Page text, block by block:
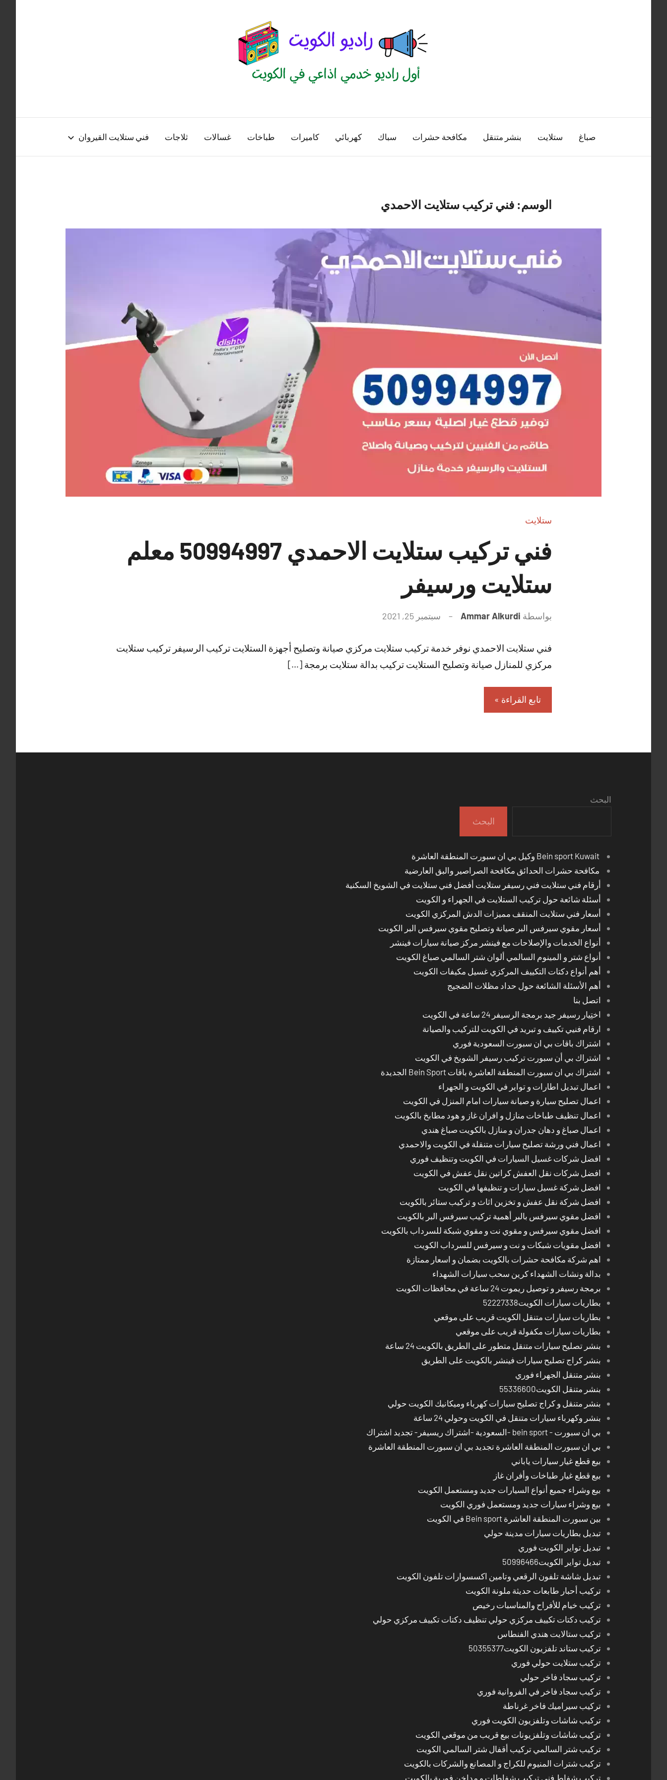
الكويت
منصة
اذاعية
صباغ ستلايت بنشر متنقل مكافحة حشرات سباك كهربائي كاميرات طباخات غسالات ثلاجات فني ستلايت القيروان
الوسم: فني تركيب ستلايت الاحمدي
ستلايت
فني تركيب ستلايت الاحمدي 50994997 معلم
ستلايت ورسيفر
بواسطة Ammar Alkurdi سبتمبر 25, 2021
تعليقات
فني ستلايت الاحمدي نوفر خدمة تركيب ستلايت مركزي صيانة وتصليح أجهزة الستلايت تركيب الرسيفر تركيب ستلايت
مركزي للمنازل صيانة وتصليح الستلايت تركيب بدالة ستلايت برمجة […]
تابع القراءة
البحث
البحث
Bein sport Kuwait وكيل بي ان سبورت المنطقة العاشرة
مكافحة حشرات الحدائق مكافحة الصراصير والبق العارضية
أرقام فني ستلايت فني رسيفر ستلايت أفضل فني ستلايت في الشويخ السكنية
أسئلة شائعة حول تركيب الستلايت في الجهراء و الكويت
أسعار فني ستلايت المنقف مميزات الدش المركزي الكويت
أسعار مقوي سيرفس البر صيانة وتصليح مقوي سيرفس البر الكويت
أنواع الخدمات والإصلاحات مع فينشر مركز صيانة سيارات فينشر
أنواع شتر و المينوم السالمي ألوان شتر السالمي صباغ الكويت
أهم أنواع دكتات التكييف المركزي غسيل مكيفات الكويت
أهم الأسئلة الشائعة حول حداد مظلات الضجيج
اتصل بنا
اختِيار رسيفر جيد برمجة الرسيفر 24 ساعة في الكويت
ارقام فنيي تكييف و تبريد في الكويت للتركيب والصيانة
اشتراك باقات بي ان سبورت السعودية فوري
اشتراك بي أن سبورت تركيب رسيفر الشويخ في الكويت
اشتراك بي ان سبورت المنطقة العاشرة باقات Bein Sport الجديدة
اعمال تبديل اطارات و تواير في الكويت و الجهراء
اعمال تصليح سيارة و صيانة سيارات امام المنزل في الكويت
اعمال تنظيف طباخات منازل و افران غاز و هود مطابخ بالكويت
اعمال صباغ و دهان جدران و منازل بالكويت صباغ هندي
اعمال فني ورشة تصليح سيارات متنقلة في الكويت والاحمدي
افضل شركات غسيل السيارات في الكويت وتنظيف فوري
افضل شركات نقل العفش كراتين نقل عفش في الكويت
افضل شركة غسيل سيارات و تنظيفها في الكويت
افضل شركة نقل عفش و تخزين اثاث و تركيب ستائر بالكويت
افضل مقوي سيرفس بالبر أهمية تركيب سيرفس البر بالكويت
افضل مقوي سيرفس و مقوي نت و مقوي شبكة للسرداب بالكويت
افضل مقويات شبكات و نت و سيرفس للسرداب الكويت
اهم شركة مكافحة حشرات بالكويت بضمان و اسعار ممتازة
بدالة ونشات الشهداء كرين سحب سيارات الشهداء
برمجة رسيفر و توصيل ريموت 24 ساعة في محافظات الكويت
بطاريات سيارات الكويت52227338
بطاريات سيارات متنقل الكويت قريب على موقعي
بطاريات سيارات مكفولة قريب على موقعي
بنشر تصليح سيارات متنقل متطور على الطريق بالكويت 24 ساعة
بنشر كراج تصليح سيارات فينشر بالكويت على الطريق
بنشر متنقل الجهراء فوري
بنشر متنقل الكويت55336600
بنشر متنقل و كراج تصليح سيارات كهرباء وميكانيك الكويت حولي
بنشر وكهرباء سيارات متنقل في الكويت وحولي 24 ساعة
بي ان سبورت - bein sport -السعودية -اشتراك ريسيفر- تجديد اشتراك
بي ان سبورت المنطقة العاشرة تجديد بي ان سبورت المنطقة العاشرة
بيع قطع غيار سيارات ياباني
بيع قطع غيار طباخات وأفران غاز
بيع وشراء جميع أنواع السيارات جديد ومستعمل الكويت
بيع وشراء سيارات جديد ومستعمل فوري الكويت
بين سبورت المنطقة العاشرة Bein sport في الكويت
تبديل بطاريات سيارات مدينة حولي
تبديل تواير الكويت فوري
تبديل تواير الكويت50996466
تبديل شاشة تلفون الرقعي وتامين اكسسوارات تلفون الكويت
تركيب أحبار طابعات حديثة ملونة الكويت
تركيب خيام للأفراح والمناسبات رخيص
تركيب دكتات تكييف مركزي حولي تنظيف دكتات تكييف مركزي حولي
تركيب ستالايت هندي الفنطاس
تركيب ستاند تلفزيون الكويت50355377
تركيب ستلايت حولي فوري
تركيب سجاد فاخر حولي
تركيب سجاد فاخر في الفروانية فوري
تركيب سيراميك فاخر غرناطة
تركيب شاشات وتلفزيون الكويت فوري
تركيب شاشات وتلفزيونات بيع قريب من موقعي الكويت
تركيب شتر السالمي تركيب أقفال شتر السالمي الكويت
تركيب شترات المنيوم للكراج و المصانع والشركات بالكويت
تركيب شفاط فني تركيب شفاطات و مداخن فورية بالكويت